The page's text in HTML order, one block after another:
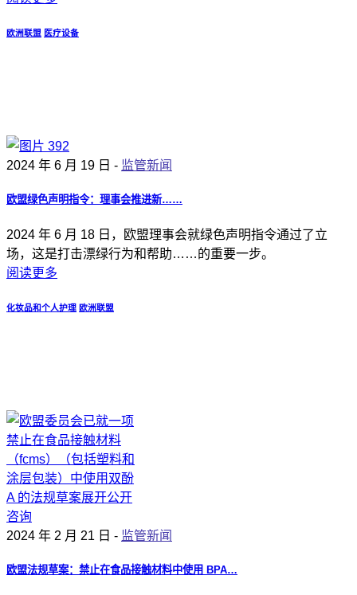
欧洲联盟 医疗设备
2024 年 6 月 19 日 - 监管新闻
欧盟绿色声明指令：理事会推进新……
2024 年 6 月 18 日，欧盟理事会就绿色声明指令通过了立
场，这是打击漂绿行为和帮助……的重要一步。
阅读更多
化妆品和个人护理 欧洲联盟
2024 年 2 月 21 日 - 监管新闻
欧盟法规草案：禁止在食品接触材料中使用 BPA…